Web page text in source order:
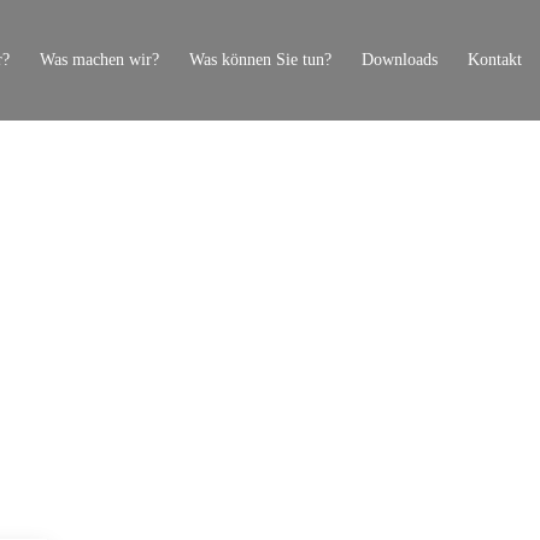
Was machen wir? Was können Sie tun? Downloads Kontakt